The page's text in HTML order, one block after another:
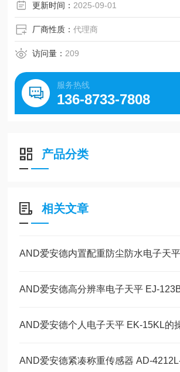
更新时间： 2025-09-01
厂商性质：代理商
访问量： 209
服务热线
136-8733-7808
产品分类
相关文章
AND爱安德高分辨率电子天平 EJ-
AND爱安德个人电子天平 EK-15KL的